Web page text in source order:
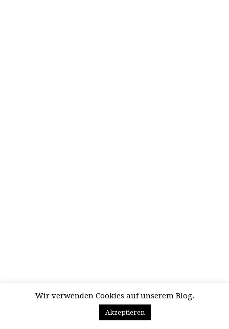
Wir verwenden Cookies auf unserem Blog.
Akzeptieren